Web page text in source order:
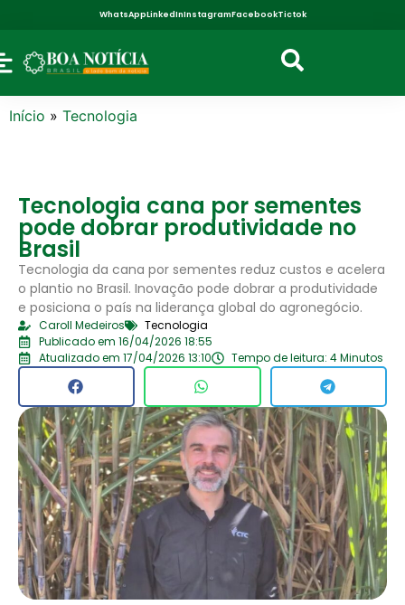
WhatsAppLinkedInInstagramFacebookTictok
Início » Tecnologia
Tecnologia cana por sementes
pode dobrar produtividade no
Brasil
Tecnologia da cana por sementes reduz custos e acelera
o plantio no Brasil. Inovação pode dobrar a produtividade
e posiciona o país na liderança global do agronegócio.
Caroll Medeiros
Tecnologia
Publicado em 16/04/2026 18:55
Atualizado em 17/04/2026 13:10
Tempo de leitura: 4 Minutos